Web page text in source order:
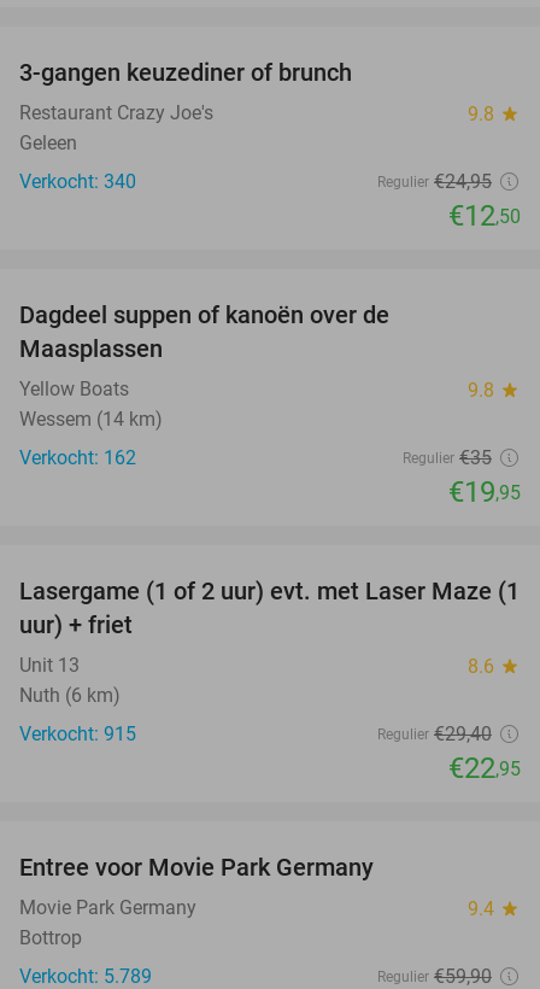
3-gangen keuzediner of brunch
Restaurant Crazy Joe's 9.8 star
Geleen
Verkocht: 340
Regulier €24,95
€12,50
Dagdeel suppen of kanoën over de
Maasplassen
Yellow Boats 9.8 star
Wessem (14 km)
Verkocht: 162
Regulier €35
€19,95
22%
Lasergame (1 of 2 uur) evt. met Laser Maze (1
uur) + friet
Unit 13 8.6 star
Nuth (6 km)
Verkocht: 915
Regulier €29,40
€22,95
Entree voor Movie Park Germany
Movie Park Germany 9.4 star
Bottrop
Verkocht: 5.789
Regulier €59,90